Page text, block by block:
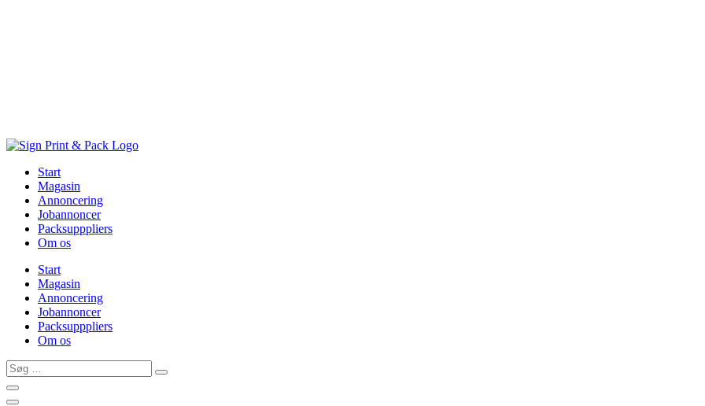
Start
Magasin
Annoncering
Jobannoncer
Packsupppliers
Om os
Start
Magasin
Annoncering
Jobannoncer
Packsupppliers
Om os
Søg
…